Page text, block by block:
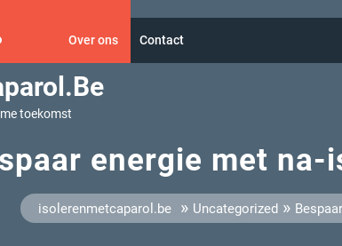
toekomst
Over ons Contact
energie met
isolerenmetcaparol.be» Uncategorized»